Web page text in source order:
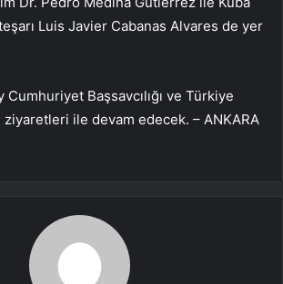
Luis Javier Cabanas Alvares de yer
Cumhuriyet Başsavcılığı ve Türkiye
ile devam edecek. – ANKARA